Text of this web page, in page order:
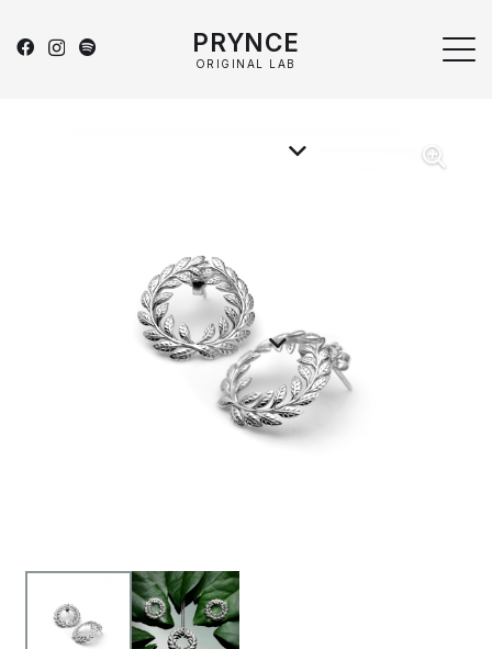
PRYNCE
ORIGINAL LAB